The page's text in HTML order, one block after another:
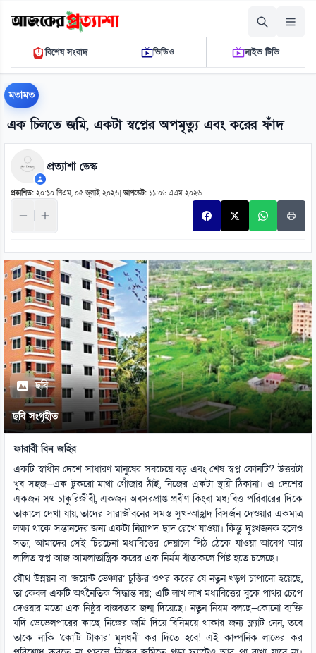
সোমবার, ১০ আগস্ট ২০২৬
০৯:০৬:৫৮ এ.এম.THE DAILY AJKER PROTTASHA
বিশেষ সংবাদ ভিডিও লাইভ টিভি
মতামত
এক চিলতে জমি, একটা স্বপ্নের অপমৃত্যু এবং করের ফাঁদ
প্রত্যাশা ডেস্ক
প্রকাশিত: ২০:১০ পিএম, ০৫ জুলাই ২০২৬ |আপডেট: ১১:০৬ এএম ২০২৬
ছবি
ছবি সংগৃহীত
ফারাবী বিন জহির
একটি স্বাধীন দেশে সাধারণ মানুষের সবচেয়ে বড় এবং শেষ স্বপ্ন কোনটি? উত্তরটা
খুব সহজ—এক টুকরো মাথা গোঁজার ঠাঁই, নিজের একটা স্থায়ী ঠিকানা। এ দেশের
একজন সৎ চাকুরিজীবী, একজন অবসরপ্রাপ্ত প্রবীণ কিংবা মধ্যবিত্ত পরিবারের দিকে
তাকালে দেখা যায়, তাদের সারাজীবনের সমস্ত সুখ-আহ্লাদ বিসর্জন দেওয়ার একমাত্র
লক্ষ্য থাকে সন্তানদের জন্য একটা নিরাপদ ছাদ রেখে যাওয়া। কিন্তু দুঃখজনক হলেও
সত্য, আমাদের সেই চিরচেনা মধ্যবিত্তের দেয়ালে পিঠ ঠেকে যাওয়া আবেগ আর
লালিত স্বপ্ন আজ আমলাতান্ত্রিক করের এক নির্মম যাঁতাকলে পিষ্ট হতে চলেছে।
যৌথ উন্নয়ন বা ‘জয়েন্ট ভেঞ্চার’ চুক্তির ওপর করের যে নতুন খড়্গ চাপানো হয়েছে,
তা কেবল একটি অর্থনৈতিক সিদ্ধান্ত নয়; এটি লাখ লাখ মধ্যবিত্তের বুকে পাথর চেপে
দেওয়ার মতো এক নিষ্ঠুর বাস্তবতার জন্ম দিয়েছে। নতুন নিয়ম বলছে—কোনো ব্যক্তি
যদি ডেভেলপারের কাছে নিজের জমি দিয়ে বিনিময়ে থাকার জন্য ফ্ল্যাট নেন, তবে
তাকে নাকি ‘কোটি টাকার’ মূলধনী কর দিতে হবে! এই কাল্পনিক লাভের কর